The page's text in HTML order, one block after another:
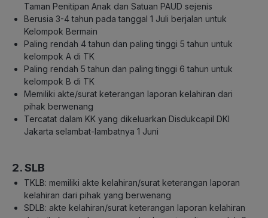
Taman Penitipan Anak dan Satuan PAUD sejenis
Berusia 3-4 tahun pada tanggal 1 Juli berjalan untuk
Kelompok Bermain
Paling rendah 4 tahun dan paling tinggi 5 tahun untuk
kelompok A di TK
Paling rendah 5 tahun dan paling tinggi 6 tahun untuk
kelompok B di TK
Memiliki akte/surat keterangan laporan kelahiran dari
pihak berwenang
Tercatat dalam KK yang dikeluarkan Disdukcapil DKI
Jakarta selambat-lambatnya 1 Juni
2. SLB
TKLB: memiliki akte kelahiran/surat keterangan laporan
kelahiran dari pihak yang berwenang
SDLB: akte kelahiran/surat keterangan laporan kelahiran